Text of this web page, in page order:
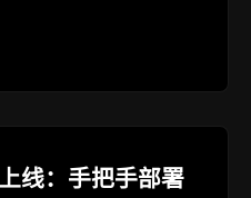
线：手把手部署